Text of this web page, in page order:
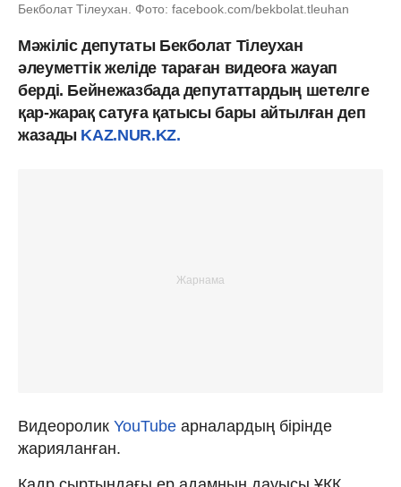
Бекболат Тілеухан. Фото: facebook.com/bekbolat.tleuhan
Мәжіліс депутаты Бекболат Тілеухан
әлеуметтік желіде тараған видеоға жауап
берді. Бейнежазбада депутаттардың шетелге
қар-жарақ сатуға қатысы бары айтылған деп
жазады KAZ.NUR.KZ.
Видеоролик YouTube арналардың бірінде
жарияланған.